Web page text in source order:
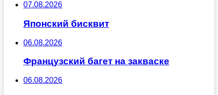
07.08.2026
Японский бисквит
06.08.2026
Французский багет на закваске
06.08.2026